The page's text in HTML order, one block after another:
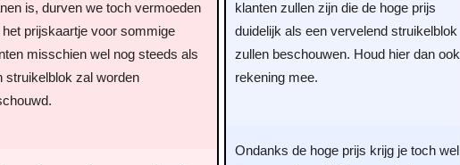
is, durven we toch vermoeden
het prijskaartje voor sommige
misschien wel nog steeds als
struikelblok zal worden
klanten zullen zijn die de hoge prijs
duidelijk als een vervelend struikelblok
zullen beschouwen. Houd hier dan ook
rekening mee.
Ondanks de hoge prijs krijg je toch wel